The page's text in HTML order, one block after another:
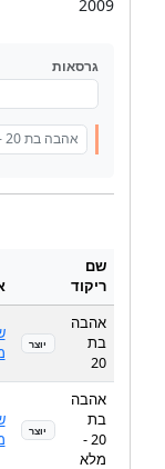
2009
גרסאות
אהבה בת 20 - מלא
שם
ריקוד
יוצר
אהבה
בת
20
יוצר
אהבה
בת
20 -
מלא